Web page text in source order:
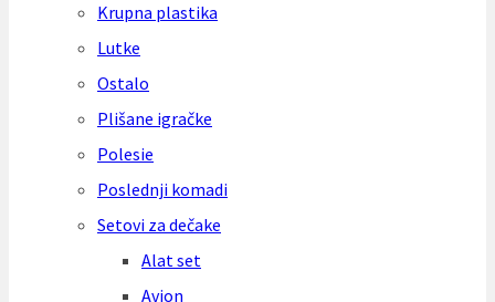
Krupna plastika
Lutke
Ostalo
Plišane igračke
Polesie
Poslednji komadi
Setovi za dečake
Alat set
Avion